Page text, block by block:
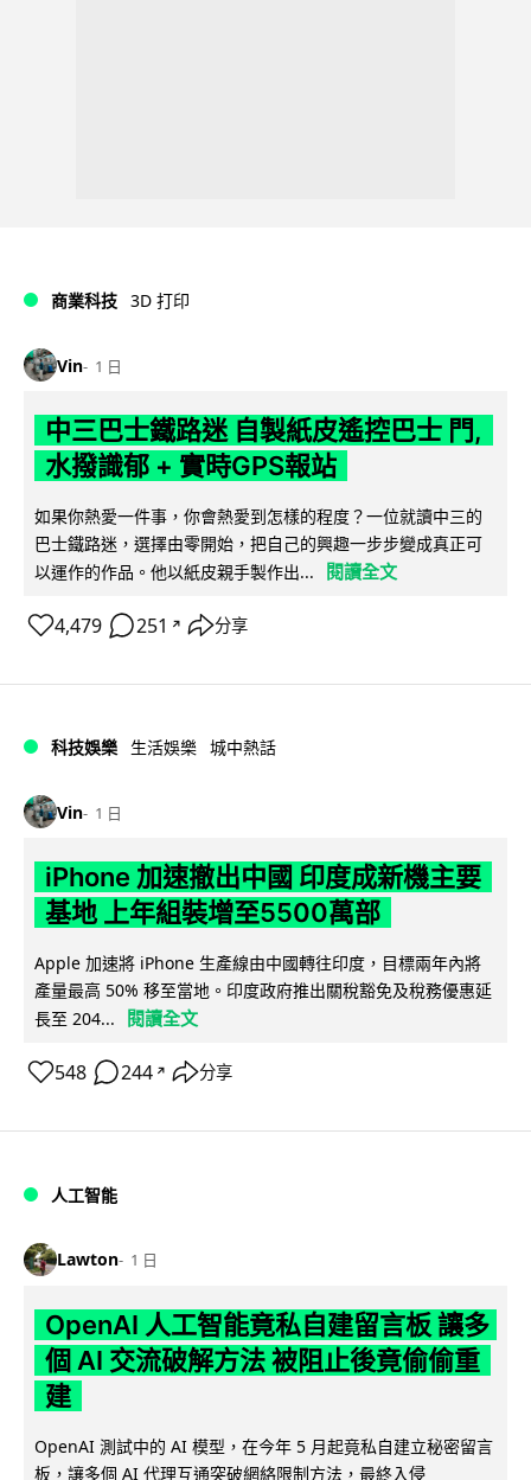
商業科技 3D 打印
Vin 1 日
中三巴士鐵路迷 自製紙皮遙控巴士 門,
水撥識郁 + 實時GPS報站
如果你熱愛一件事，你會熱愛到怎樣的程度？一位就讀中三的
巴士鐵路迷，選擇由零開始，把自己的興趣一步步變成真正可
以運作的作品。他以紙皮親手製作出...
閱讀全文
4,479 251 ↗ 分享
科技娛樂 生活娛樂 城中熱話
Vin 1 日
iPhone 加速撤出中國 印度成新機主要
基地 上年組裝增至5500萬部
Apple 加速將 iPhone 生產線由中國轉往印度，目標兩年內將
產量最高 50% 移至當地。印度政府推出關稅豁免及稅務優惠延
長至 204...
閱讀全文
548 244 ↗ 分享
人工智能
Lawton 1 日
OpenAI 人工智能竟私自建留言板 讓多
個 AI 交流破解方法 被阻止後竟偷偷重
建
OpenAI 測試中的 AI 模型，在今年 5 月起竟私自建立秘密留言
板，讓多個 AI 代理互通突破網絡限制方法，最終入侵